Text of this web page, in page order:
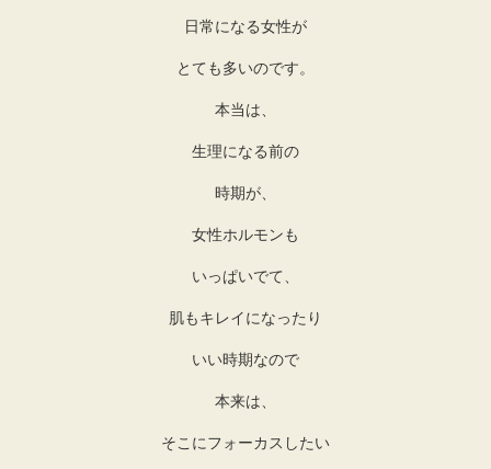
日常になる女性が
とても多いのです。
本当は、
生理になる前の
時期が、
女性ホルモンも
いっぱいでて、
肌もキレイになったり
いい時期なので
本来は、
そこにフォーカスしたい